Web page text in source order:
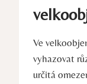
Ve
vyhazovat
určitá